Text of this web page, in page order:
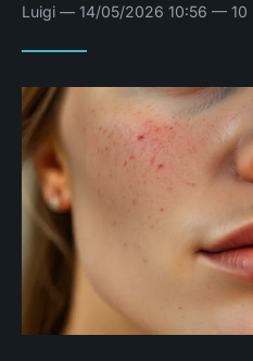
Luigi — 14/05/2026 10:56 — 10